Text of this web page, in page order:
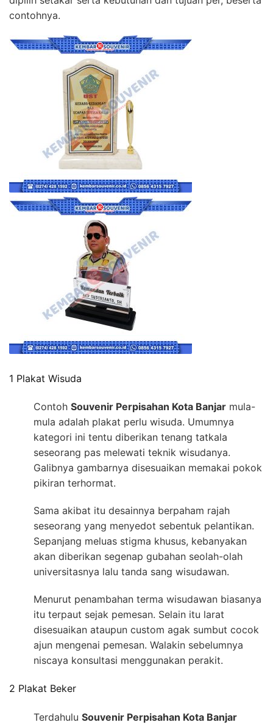
contohnya.
1 Plakat Wisuda
Contoh Souvenir Perpisahan Kota Banjar mula-
mula adalah plakat perlu wisuda. Umumnya
kategori ini tentu diberikan tenang tatkala
seseorang pas melewati teknik wisudanya.
Galibnya gambarnya disesuaikan memakai pokok
pikiran terhormat.
Sama akibat itu desainnya berpaham rajah
seseorang yang menyedot sebentuk pelantikan.
Sepanjang meluas stigma khusus, kebanyakan
akan diberikan segenap gubahan seolah-olah
universitasnya lalu tanda sang wisudawan.
Menurut penambahan terma wisudawan biasanya
itu terpaut sejak pemesan. Selain itu larat
disesuaikan ataupun custom agak sumbut cocok
ajun mengenai pemesan. Walakin sebelumnya
niscaya konsultasi menggunakan perakit.
2 Plakat Beker
Terdahulu Souvenir Perpisahan Kota Banjar